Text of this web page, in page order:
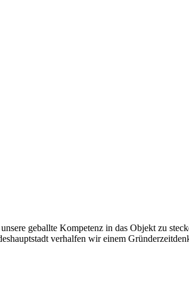
geballte Kompetenz in das Objekt zu
verhalfen wir einem